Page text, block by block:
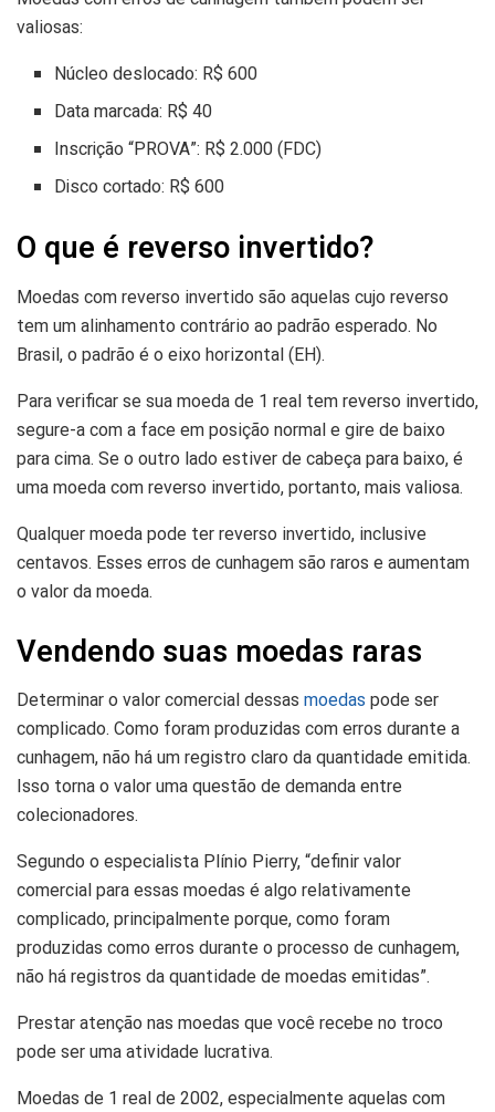
valiosas:
Núcleo deslocado: R$ 600
Data marcada: R$ 40
Inscrição “PROVA”: R$ 2.000 (FDC)
Disco cortado: R$ 600
O que é reverso invertido?
Moedas com reverso invertido são aquelas cujo reverso
tem um alinhamento contrário ao padrão esperado. No
Brasil, o padrão é o eixo horizontal (EH).
Para verificar se sua moeda de 1 real tem reverso invertido,
segure-a com a face em posição normal e gire de baixo
para cima. Se o outro lado estiver de cabeça para baixo, é
uma moeda com reverso invertido, portanto, mais valiosa.
Qualquer moeda pode ter reverso invertido, inclusive
centavos. Esses erros de cunhagem são raros e aumentam
o valor da moeda.
Vendendo suas moedas raras
Determinar o valor comercial dessas moedas pode ser
complicado. Como foram produzidas com erros durante a
cunhagem, não há um registro claro da quantidade emitida.
Isso torna o valor uma questão de demanda entre
colecionadores.
Segundo o especialista Plínio Pierry, “definir valor
comercial para essas moedas é algo relativamente
complicado, principalmente porque, como foram
produzidas como erros durante o processo de cunhagem,
não há registros da quantidade de moedas emitidas”.
Prestar atenção nas moedas que você recebe no troco
pode ser uma atividade lucrativa.
Moedas de 1 real de 2002, especialmente aquelas com